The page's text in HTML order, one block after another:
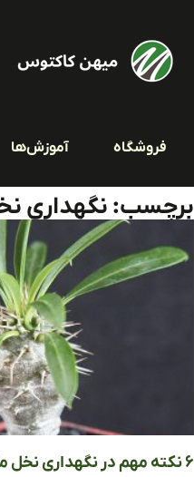
فروشگاه آموزش‌ها
برچسب: نگهداری
۶ نکته مهم در نگهداری نخل ماداگاسکار